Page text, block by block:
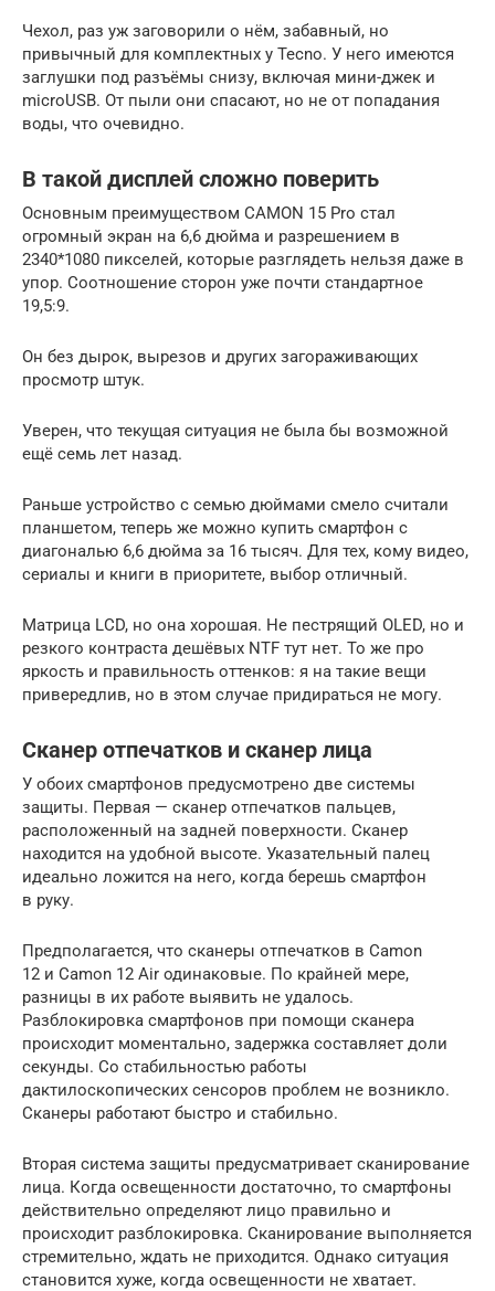
Чехол, раз уж заговорили о нём, забавный, но
привычный для комплектных у Tecno. У него имеются
заглушки под разъёмы снизу, включая мини-джек и
microUSB. От пыли они спасают, но не от попадания
воды, что очевидно.
В такой дисплей сложно поверить
Основным преимуществом CAMON 15 Pro стал
огромный экран на 6,6 дюйма и разрешением в
2340*1080 пикселей, которые разглядеть нельзя даже в
упор. Соотношение сторон уже почти стандартное
19,5:9.
Он без дырок, вырезов и других загораживающих
просмотр штук.
Уверен, что текущая ситуация не была бы возможной
ещё семь лет назад.
Раньше устройство с семью дюймами смело считали
планшетом, теперь же можно купить смартфон с
диагональю 6,6 дюйма за 16 тысяч. Для тех, кому видео,
сериалы и книги в приоритете, выбор отличный.
Матрица LCD, но она хорошая. Не пестрящий OLED, но и
резкого контраста дешёвых NTF тут нет. То же про
яркость и правильность оттенков: я на такие вещи
привередлив, но в этом случае придираться не могу.
Сканер отпечатков и сканер лица
У обоих смартфонов предусмотрено две системы
защиты. Первая — сканер отпечатков пальцев,
расположенный на задней поверхности. Сканер
находится на удобной высоте. Указательный палец
идеально ложится на него, когда берешь смартфон
в руку.
Предполагается, что сканеры отпечатков в Camon
12 и Camon 12 Air одинаковые. По крайней мере,
разницы в их работе выявить не удалось.
Разблокировка смартфонов при помощи сканера
происходит моментально, задержка составляет доли
секунды. Со стабильностью работы
дактилоскопических сенсоров проблем не возникло.
Сканеры работают быстро и стабильно.
Вторая система защиты предусматривает сканирование
лица. Когда освещенности достаточно, то смартфоны
действительно определяют лицо правильно и
происходит разблокировка. Сканирование выполняется
стремительно, ждать не приходится. Однако ситуация
становится хуже, когда освещенности не хватает.